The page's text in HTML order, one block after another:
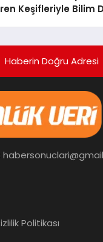
Keşifleriyle Bilim
Haberin Doğru Adresi
Politikası